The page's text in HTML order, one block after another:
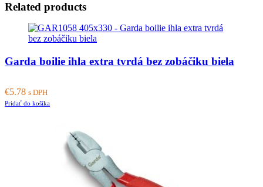
Related products
Garda boilie ihla extra tvrdá bez zobáčiku biela
€5.78 s DPH
Pridať do košíka